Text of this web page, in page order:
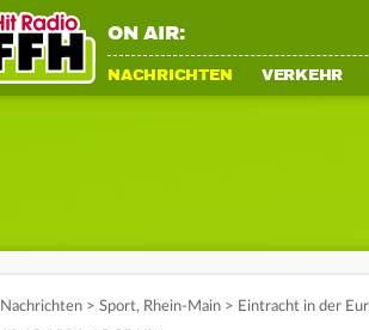
ON AIR:
NACHRICHTEN VERKEHR
Nachrichten > Sport, Rhein-Main > Eintracht in der